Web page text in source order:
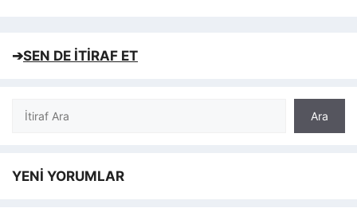
➔SEN DE İTİRAF ET
Ara
Ara
YENİ YORUMLAR